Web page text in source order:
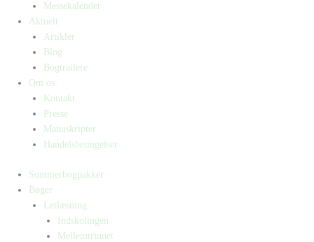
Messekalender
Aktuelt
Artikler
Blog
Bogtrailere
Om os
Kontakt
Presse
Manuskripter
Handelsbetingelser
Sommerbogpakker
Bøger
Letlæsning
Indskolingen
Mellemtrinnet